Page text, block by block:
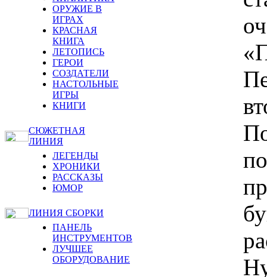
ОРУЖИЕ В
ИГРАХ
КРАСНАЯ
КНИГА
ЛЕТОПИСЬ
ГЕРОИ
СОЗДАТЕЛИ
НАСТОЛЬНЫЕ
ИГРЫ
КНИГИ
СЮЖЕТНАЯ
ЛИНИЯ
ЛЕГЕНДЫ
ХРОНИКИ
РАССКАЗЫ
ЮМОР
ЛИНИЯ СБОРКИ
ПАНЕЛЬ
ИНСТРУМЕНТОВ
ЛУЧШЕЕ
ОБОРУДОВАНИЕ